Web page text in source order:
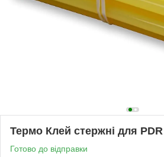
Термо Клей стержні для
Готово до відправки